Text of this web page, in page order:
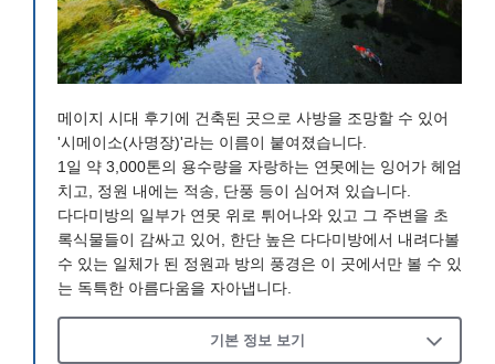
메이지 시대 후기에 건축된 곳으로 사방을 조망할 수 있어
'시메이소(사명장)'라는 이름이 붙여졌습니다.
1일 약 3,000톤의 용수량을 자랑하는 연못에는 잉어가 헤엄
치고, 정원 내에는 적송, 단풍 등이 심어져 있습니다.
다다미방의 일부가 연못 위로 튀어나와 있고 그 주변을 초
록식물들이 감싸고 있어, 한단 높은 다다미방에서 내려다볼
수 있는 일체가 된 정원과 방의 풍경은 이 곳에서만 볼 수 있
는 독특한 아름다움을 자아냅니다.
기본 정보 보기